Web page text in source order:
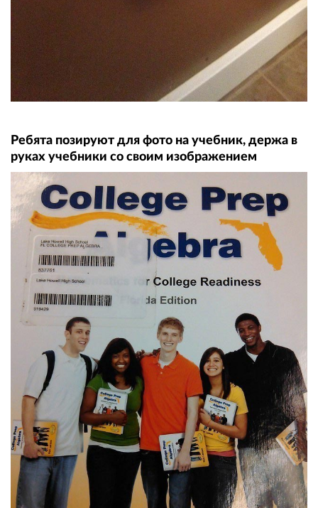
Ребята позируют для фото на учебник, держа в
руках учебники со своим изображением